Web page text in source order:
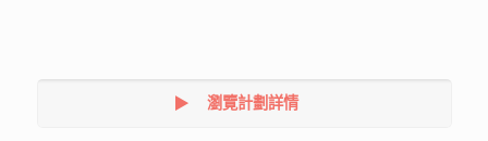
瀏覽計劃詳情